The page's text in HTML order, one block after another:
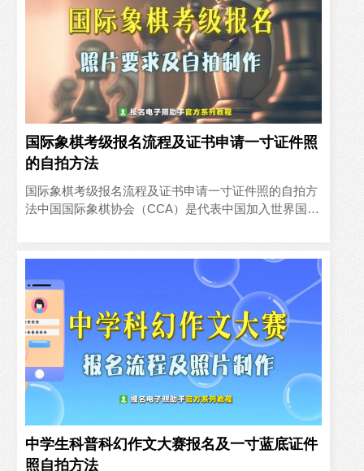
国际象棋考级报名流程及证书申请一寸证件照
的自拍方法
国际象棋考级报名流程及证书申请一寸证件照的自拍方
法中国国际象棋协会（CCA）是代表中国加入世界国际
中学生科普科幻作文大赛报名及一寸蓝底证件
照自拍方法